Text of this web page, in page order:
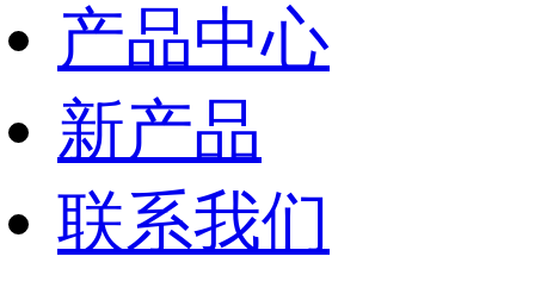
产品中心
新产品
联系我们